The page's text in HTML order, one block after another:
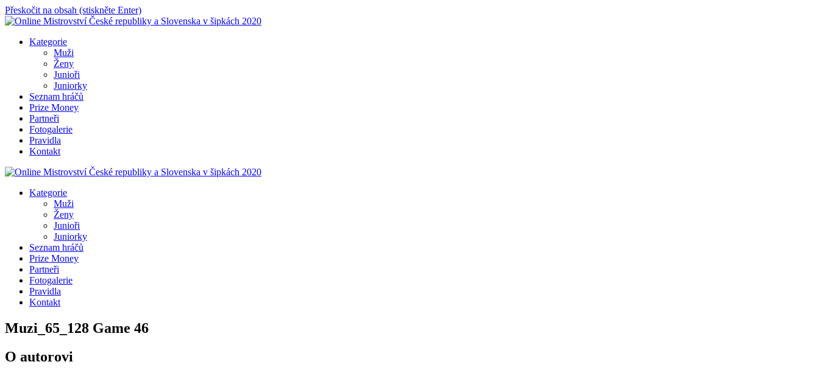
Přeskočit na obsah (stiskněte Enter)
Online Mistrovství České republiky a Slovenska v šipkách 2020
Kategorie
Muži
Ženy
Junioři
Juniorky
Seznam hráčů
Prize Money
Partneři
Fotogalerie
Pravidla
Kontakt
Online Mistrovství České republiky a Slovenska v šipkách 2020
Kategorie
Muži
Ženy
Junioři
Juniorky
Seznam hráčů
Prize Money
Partneři
Fotogalerie
Pravidla
Kontakt
Muzi_65_128 Game 46
O autorovi